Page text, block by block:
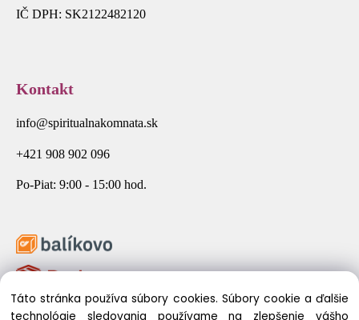
IČ DPH: SK2122482120
Kontakt
info@spiritualnakomnata.sk
+421 908 902 096
Po-Piat: 9:00 - 15:00 hod.
Táto stránka používa súbory cookies. Súbory cookie a ďalšie
technológie sledovania používame na zlepšenie vášho